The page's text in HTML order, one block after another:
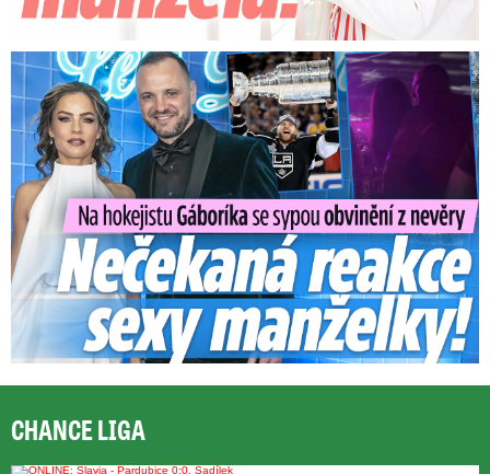
Na Gáboríka se sypou obvinění z nevěry: Reakce manželky!
CHANCE LIGA